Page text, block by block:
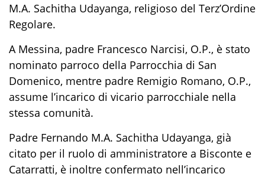
M.A. Sachitha Udayanga, religioso del Terz’Ordine
Regolare.
A Messina, padre Francesco Narcisi, O.P., è stato
nominato parroco della Parrocchia di San
Domenico, mentre padre Remigio Romano, O.P.,
assume l’incarico di vicario parrocchiale nella
stessa comunità.
Padre Fernando M.A. Sachitha Udayanga, già
citato per il ruolo di amministratore a Bisconte e
Catarratti, è inoltre confermato nell’incarico